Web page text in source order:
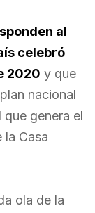
al
celebró
2020 y que
nacional
genera el
la Casa
ola de la